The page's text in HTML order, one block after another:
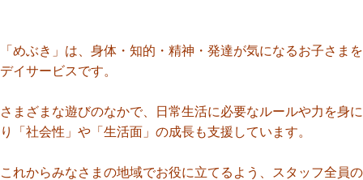
「めぶき」は、身体・知的・精神・発達が気になるお子さま
デイサービスです。
さまざまな遊びのなかで、日常生活に必要なルールや力を身
り「社会性」や「生活面」の成長も支援しています。
これからみなさまの地域でお役に立てるよう、スタッフ全員